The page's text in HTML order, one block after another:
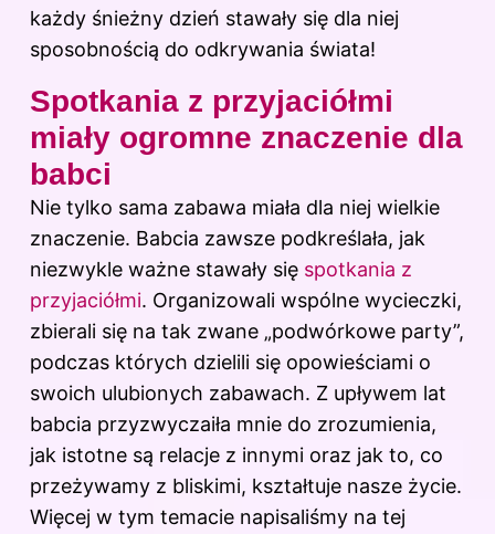
każdy śnieżny dzień stawały się dla niej
sposobnością do odkrywania świata!
Spotkania z przyjaciółmi
miały ogromne znaczenie dla
babci
Nie tylko sama zabawa miała dla niej wielkie
znaczenie. Babcia zawsze podkreślała, jak
niezwykle ważne stawały się spotkania z
przyjaciółmi. Organizowali wspólne wycieczki,
zbierali się na tak zwane „podwórkowe party”,
podczas których dzielili się opowieściami o
swoich ulubionych zabawach. Z upływem lat
babcia przyzwyczaiła mnie do zrozumienia,
jak istotne są relacje z innymi oraz jak to, co
przeżywamy z bliskimi, kształtuje nasze życie.
Więcej w tym temacie napisaliśmy na tej